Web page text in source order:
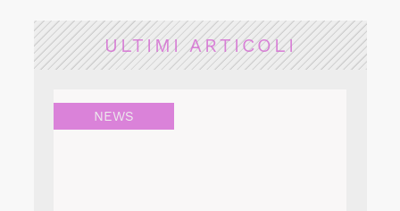
ULTIMI ARTICOLI
NEWS